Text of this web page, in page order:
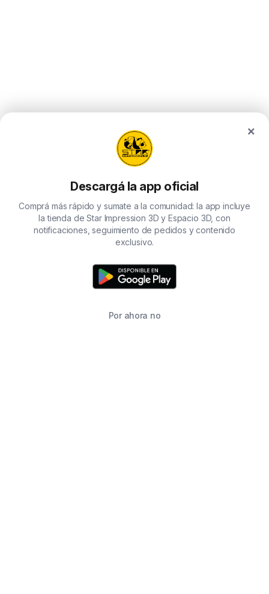
×
Descargá la app oficial
Comprá más rápido y sumate a la comunidad: la app incluye
la tienda de Star Impression 3D y Espacio 3D, con
notificaciones, seguimiento de pedidos y contenido
exclusivo.
Por ahora no